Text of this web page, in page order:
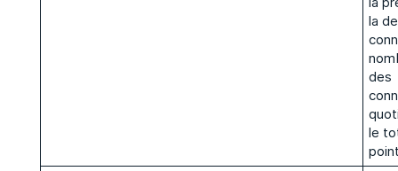
la
des
le